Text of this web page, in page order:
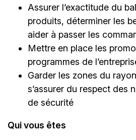
Assurer l’exactitude du
produits, déterminer les
aider à passer les
Mettre en place les
programmes de
Garder les zones du
s’assurer du respect des
de sécurité
Qui vous êtes